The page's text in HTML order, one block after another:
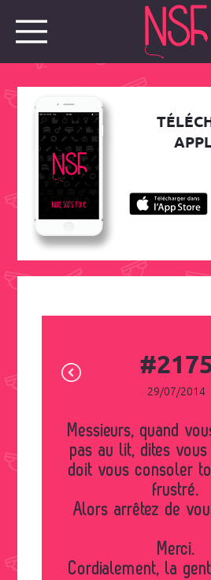
29/07/2014
Messieurs, quand vous n'assurez
pas au lit, dites
doit vous consoler
frustré.
Alors arrêtez de
Merci.
Cordialement, la